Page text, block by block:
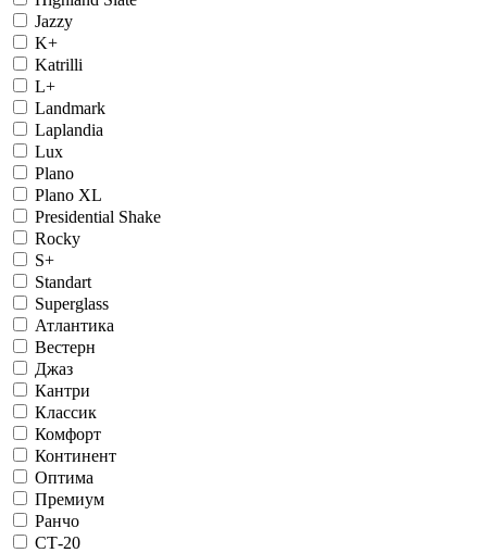
Jazzy
K+
Katrilli
L+
Landmark
Laplandia
Lux
Plano
Plano XL
Presidential Shake
Rocky
S+
Standart
Superglass
Атлантика
Вестерн
Джаз
Кантри
Классик
Комфорт
Континент
Оптима
Премиум
Ранчо
СТ-20